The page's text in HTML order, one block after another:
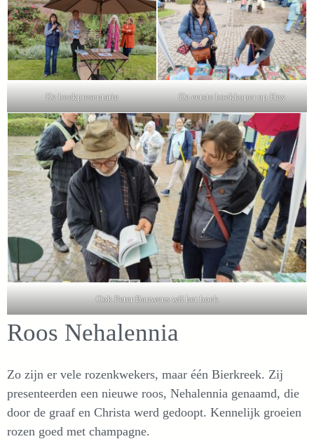
De boekpresentatie De eerste boekkoper op Hex
Ook Peter Bauwens wil het boek
Roos Nehalennia
Zo zijn er vele rozenkwekers, maar één Bierkreek. Zij
presenteerden een nieuwe roos, Nehalennia genaamd, die
door de graaf en Christa werd gedoopt. Kennelijk groeien
rozen goed met champagne.